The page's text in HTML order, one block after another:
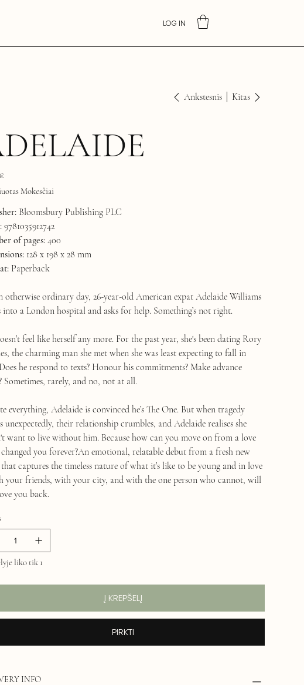
LOG IN
Ankstesnis Kitas
Mokesčiai
Bloomsbury Publishing PLC
9781035912742
of pages:400
128 x 198 x 28 mm
Paperback
otherwise ordinary day, 26-year-old American expat Adelaide Williams
into a London hospital and asks for help. Something’s not right.
feel like herself any more. For the past year, she's been dating Rory
the charming man she met when she was least expecting to fall in
he respond to texts? Honour his commitments? Make advance
Sometimes, rarely, and no, not at all.
everything, Adelaide is convinced he’s The One. But when tragedy
unexpectedly, their relationship crumbles, and Adelaide realises she
want to live without him. Because how can you move on from a love
changed you forever?An emotional, relatable debut from a fresh new
captures the timeless nature of what it’s like to be young and in love
your friends, with your city, and with the one person who cannot, will
you back.
liko tik 1
Į KREPŠELĮ
PIRKTI
INFO